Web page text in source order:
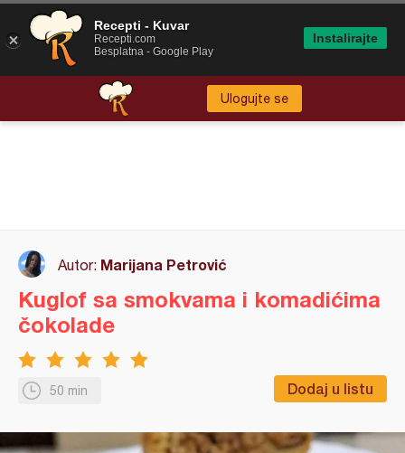
Ulogujte se
Autor: Marijana Petrović
50 min Dodaj u listu
Kuglof sa smokvama i komadićima
čokolade
Recepti - Kuvar
Recepti.com
Besplatna - Google Play
Instalirajte